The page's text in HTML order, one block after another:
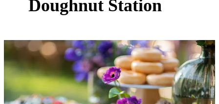
Doughnut Station